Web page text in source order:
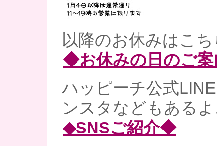
以降のお休みはこ
◆お休みの日のご
ハッピーチ公式
ンスタなどもある
◆SNSご紹介◆